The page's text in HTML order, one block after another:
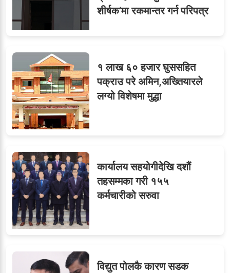
शीर्षक’मा रकमान्तर गर्न परिपत्र
१ लाख ६० हजार घुससहित
पक्राउ परे अमिन,अख्तियारले
लग्यो विशेषमा मुद्धा
कार्यालय सहयोगीदेखि दशौं
तहसम्मका गरी १५५
कर्मचारीको सरुवा
विद्युत पोलकै कारण सडक